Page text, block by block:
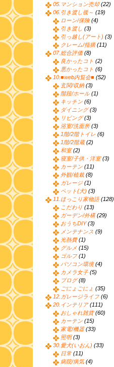
05.マンション売却(22)
06.引き渡し後～ (19)
ローン/保険(4)
引き渡し (3)
引っ越し(アート) (3)
クレーム/指摘(11)
07.総合評価(8)
良かったコト (2)
悪かったコト (6)
10.■web内覧会■ (52)
玄関/収納(3)
階段/ホール(1)
キッチン (6)
ダイニング(3)
リビング(3)
浴室/洗面所(3)
1階/2階トイレ (6)
1階/2階蔵(2)
和室(2)
寝室/子供・洋室(3)
カーテン (11)
外観/植栽(8)
ガレージ (1)
ペット(犬) (3)
11.ほっこり家物語(128)
こだわり (13)
ガーデン/外構(29)
おうちDIY(3)
メンテナンス (9)
光熱費(1)
グルメ (15)
ゴルフ (1)
パソコン環境(4)
カメラ女子 (5)
ブログ(8)
ごにょごにょ (35)
12.ガレージライフ (6)
20.インテリア(111)
おしゃれ雑貨(60)
カーテン (15)
家電/機器 (33)
照明(3)
30.愛犬(いおん) (33)
日常 (11)
病院/病気 (4)